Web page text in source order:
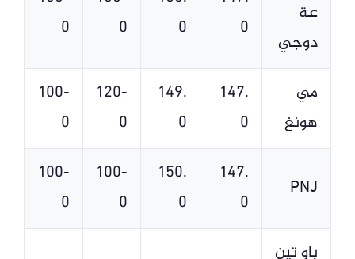
عة
دوجي
0
0
0
0
مي
هونغ
147.
0
149.
0
-120
0
-100
0
PNJ
147.
0
150.
0
-100
0
-100
0
باو تين